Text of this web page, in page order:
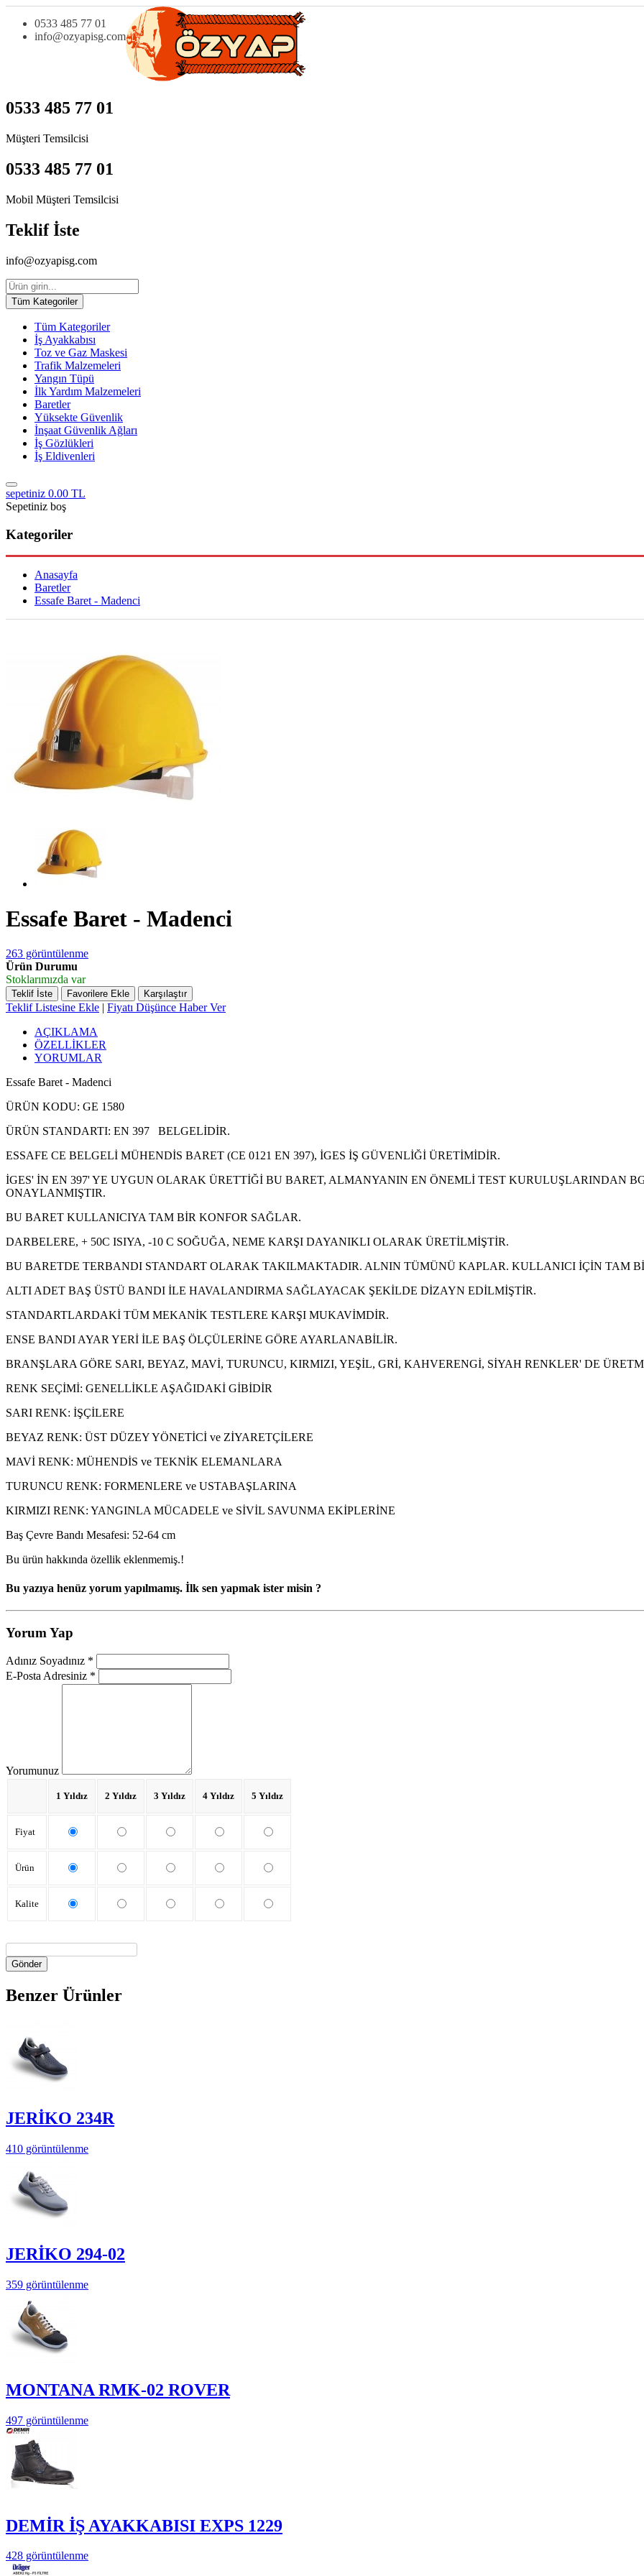
0533 485 77 01
info@ozyapisg.com
0533 485 77 01
Müşteri Temsilcisi
0533 485 77 01
Mobil Müşteri Temsilcisi
Teklif İste
info@ozyapisg.com
Tüm Kategoriler
Tüm Kategoriler
İş Ayakkabısı
Toz ve Gaz Maskesi
Trafik Malzemeleri
Yangın Tüpü
İlk Yardım Malzemeleri
Baretler
Yüksekte Güvenlik
İnşaat Güvenlik Ağları
İş Gözlükleri
İş Eldivenleri
sepetiniz 0.00 TL
Sepetiniz boş
Kategoriler
Anasayfa
Baretler
Essafe Baret - Madenci
Essafe Baret - Madenci
263 görüntülenme
Ürün Durumu
Stoklarımızda var
Teklif İste Favorilere Ekle Karşılaştır
Teklif Listesine Ekle
Fiyatı Düşünce Haber Ver
AÇIKLAMA
ÖZELLİKLER
YORUMLAR
Essafe Baret - Madenci
ÜRÜN KODU: GE 1580
ÜRÜN STANDARTI: EN 397
BELGELİDİR.
ESSAFE CE BELGELİ MÜHENDİS BARET (CE 0121 EN 397), İGES İŞ GÜVENLİĞİ ÜRETİMİDİR.
İGES' İN EN 397' YE UYGUN OLARAK ÜRETTİĞİ BU BARET, ALMANYANIN EN ÖNEMLİ TEST KURULUŞLARINDAN
ONAYLANMIŞTIR.
BU BARET KULLANICIYA TAM BİR KONFOR SAĞLAR.
DARBELERE, + 50C ISIYA, -10 C SOĞUĞA, NEME KARŞI DAYANIKLI OLARAK ÜRETİLMİŞTİR.
BU BARETDE TERBANDI STANDART OLARAK TAKILMAKTADIR. ALNIN TÜMÜNÜ KAPLAR. KULLANICI İÇİN TAM
ALTI ADET BAŞ ÜSTÜ BANDI İLE HAVALANDIRMA SAĞLAYACAK ŞEKİLDE DİZAYN EDİLMİŞTİR.
STANDARTLARDAKİ TÜM MEKANİK TESTLERE KARŞI MUKAVİMDİR.
ENSE BANDI AYAR YERİ İLE BAŞ ÖLÇÜLERİNE GÖRE AYARLANABİLİR.
BRANŞLARA GÖRE SARI, BEYAZ, MAVİ, TURUNCU, KIRMIZI, YEŞİL, GRİ, KAHVERENGİ, SİYAH RENKLER' DE
RENK SEÇİMİ: GENELLİKLE AŞAĞIDAKİ GİBİDİR
SARI RENK: İŞÇİLERE
BEYAZ RENK: ÜST DÜZEY YÖNETİCİ ve ZİYARETÇİLERE
MAVİ RENK: MÜHENDİS ve TEKNİK ELEMANLARA
TURUNCU RENK: FORMENLERE ve USTABAŞLARINA
KIRMIZI RENK: YANGINLA MÜCADELE ve SİVİL SAVUNMA EKİPLERİNE
Baş Çevre Bandı Mesafesi: 52-64 cm
Bu ürün hakkında özellik eklenmemiş.!
Bu yazıya henüz yorum yapılmamış. İlk sen yapmak ister misin ?
Yorum Yap
Adınız Soyadınız *
E-Posta Adresiniz *
Yorumunuz
1 Yıldız 2 Yıldız 3 Yıldız 4 Yıldız 5 Yıldız
Fiyat
Ürün
Kalite
Gönder
Benzer Ürünler
JERİKO 234R
410 görüntülenme
JERİKO 294-02
359 görüntülenme
MONTANA RMK-02 ROVER
497 görüntülenme
DEMİR İŞ AYAKKABISI EXPS 1229
428 görüntülenme